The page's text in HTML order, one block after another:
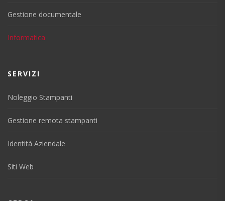
Gestione documentale
Informatica
SERVIZI
Noleggio Stampanti
Gestione remota stampanti
Identità Aziendale
Siti Web